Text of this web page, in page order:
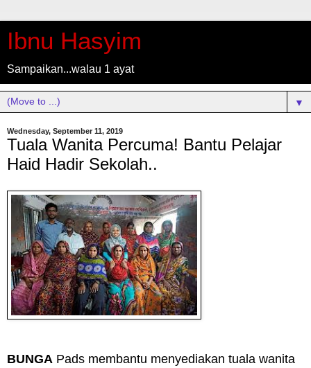
Ibnu Hasyim
Sampaikan...walau 1 ayat
▼
Wednesday, September 11, 2019
Tuala Wanita Percuma! Bantu Pelajar
Haid Hadir Sekolah..
BUNGA Pads membantu menyediakan tuala wanita